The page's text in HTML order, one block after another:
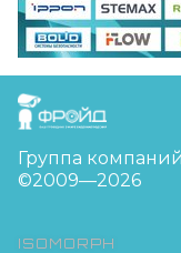
FreudGroup
Группа
©2009—2026
ISOMORPH